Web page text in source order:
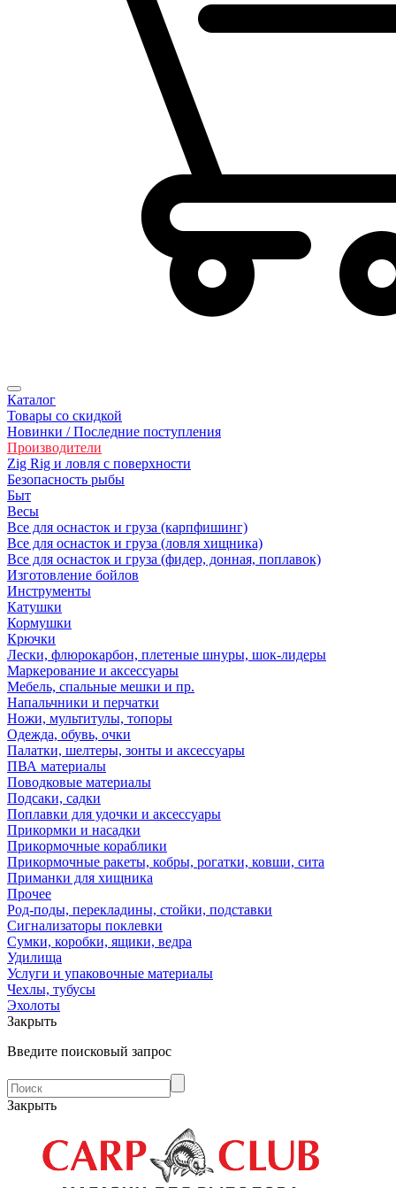
Каталог
Товары со скидкой
Новинки / Последние поступления
Производители
Zig Rig и ловля с поверхности
Безoпасность рыбы
Быт
Весы
Все для оснасток и груза (карпфишинг)
Все для оснасток и груза (ловля хищника)
Все для оснасток и груза (фидер, донная, поплавок)
Изготовление бойлов
Инструменты
Катушки
Кормушки
Крючки
Лески, флюрокарбон, плетеные шнуры, шок-лидеры
Маркерование и аксессуары
Мебель, спальные мешки и пр.
Напальчники и перчатки
Ножи, мультитулы, топоры
Одежда, обувь, очки
Палатки, шелтеры, зонты и аксессуары
ПВА материалы
Поводковые материалы
Подсаки, садки
Поплавки для удочки и аксессуары
Прикормки и насадки
Прикормочные кораблики
Прикормочные ракеты, кобры, рогатки, ковши, сита
Приманки для хищника
Прочее
Род-поды, перекладины, стойки, подставки
Сигнализаторы поклевки
Сумки, коробки, ящики, ведра
Удилища
Услуги и упаковочные материалы
Чехлы, тубусы
Эхолоты
Закрыть
Введите поисковый запрос
Закрыть